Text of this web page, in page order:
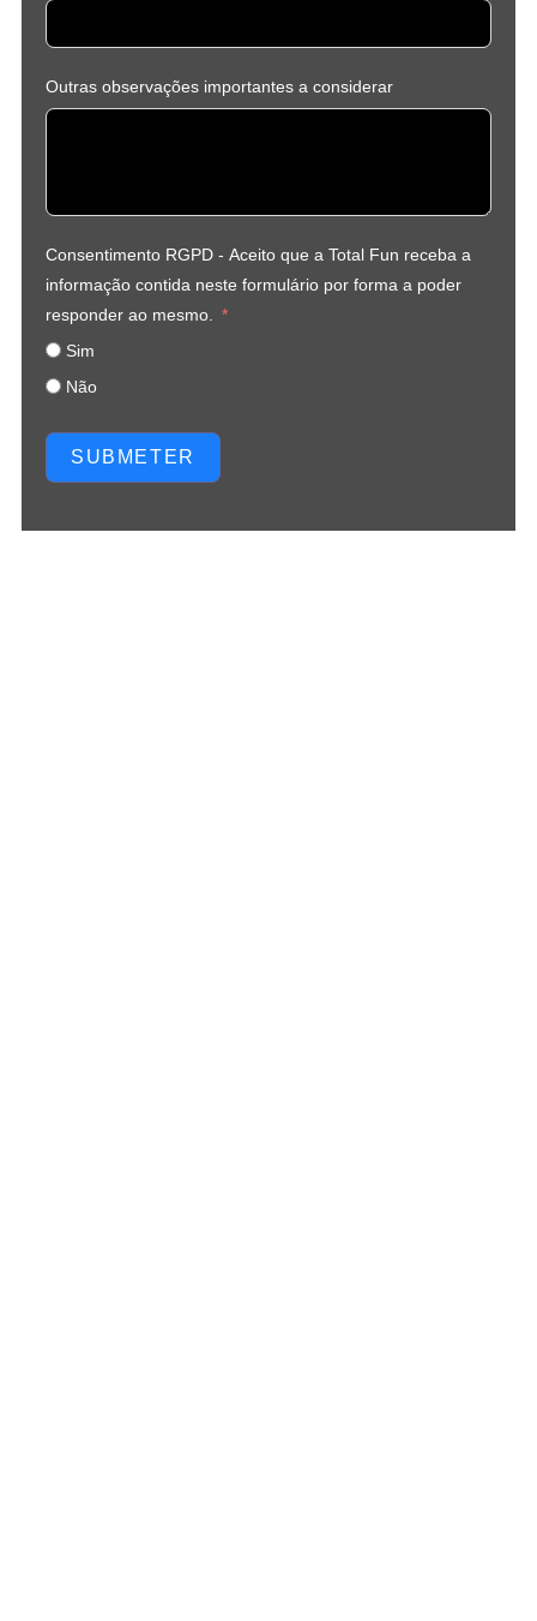
Outras observações importantes a considerar
Consentimento RGPD - Aceito que a Total Fun receba a
informação contida neste formulário por forma a poder
responder ao mesmo.
Sim
Não
SUBMETER